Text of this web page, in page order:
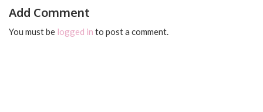
Add Comment
You must be logged in to post a comment.